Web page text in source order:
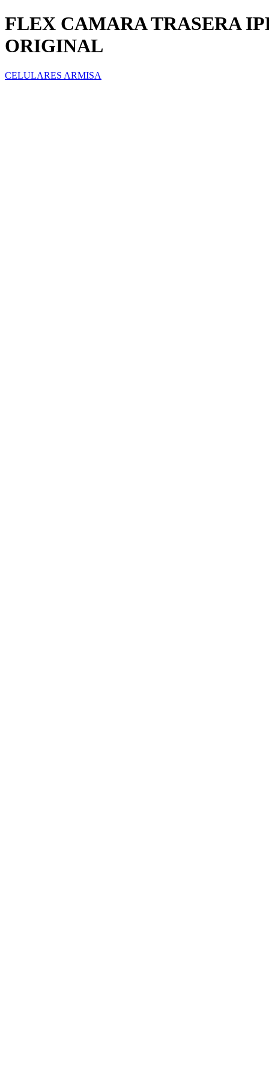
FLEX CAMARA TRASERA
ORIGINAL
CELULARES ARMISA